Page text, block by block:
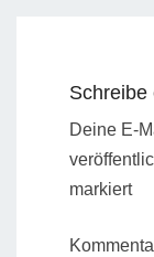
Schreibe
Deine E-
markiert